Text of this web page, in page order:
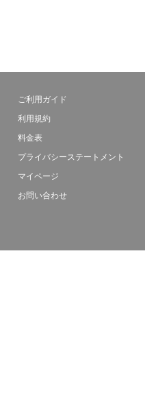
ご利用ガイド
利用規約
料金表
プライバシーステートメント
マイページ
お問い合わせ